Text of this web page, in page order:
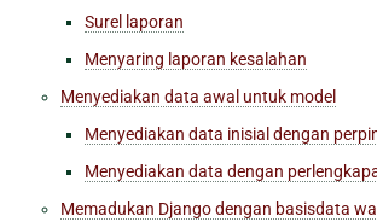
Surel laporan
Menyaring laporan kesalahan
Menyediakan data awal untuk model
Menyediakan data inisial dengan
Menyediakan data dengan
Memadukan Django dengan basisdata